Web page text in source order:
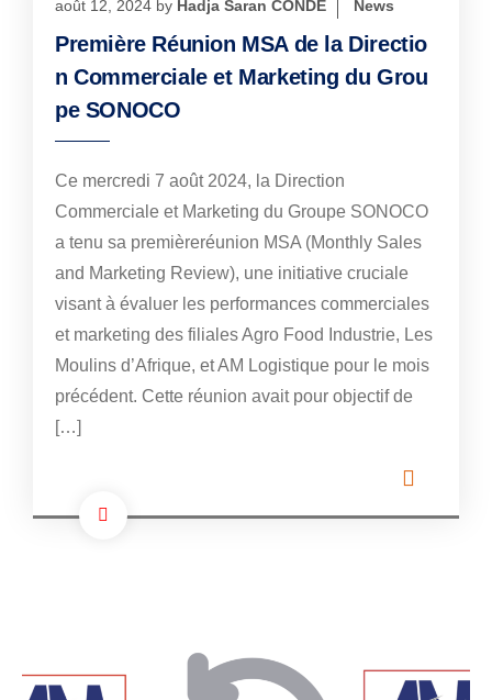
août 12, 2024 by Hadja Saran CONDE News
Première Réunion MSA de la Directio
n Commerciale et Marketing du Grou
pe SONOCO
Ce mercredi 7 août 2024, la Direction
Commerciale et Marketing du Groupe SONOCO
a tenu sa premièreréunion MSA (Monthly Sales
and Marketing Review), une initiative cruciale
visant à évaluer les performances commerciales
et marketing des filiales Agro Food Industrie, Les
Moulins d’Afrique, et AM Logistique pour le mois
précédent. Cette réunion avait pour objectif de
[…]